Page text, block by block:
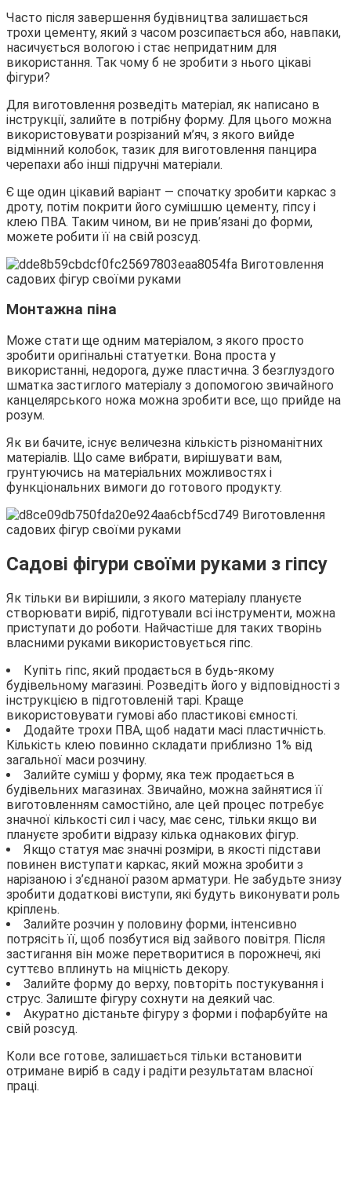
Часто після завершення будівництва залишається
трохи цементу, який з часом розсипається або, навпаки,
насичується вологою і стає непридатним для
використання. Так чому б не зробити з нього цікаві
фігури?
Для виготовлення розведіть матеріал, як написано в
інструкції, залийте в потрібну форму. Для цього можна
використовувати розрізаний м’яч, з якого вийде
відмінний колобок, тазик для виготовлення панцира
черепахи або інші підручні матеріали.
Є ще один цікавий варіант — спочатку зробити каркас з
дроту, потім покрити його сумішшю цементу, гіпсу і
клею ПВА. Таким чином, ви не прив’язані до форми,
можете робити її на свій розсуд.
Монтажна піна
Може стати ще одним матеріалом, з якого просто
зробити оригінальні статуетки. Вона проста у
використанні, недорога, дуже пластична. З безглуздого
шматка застиглого матеріалу з допомогою звичайного
канцелярського ножа можна зробити все, що прийде на
розум.
Як ви бачите, існує величезна кількість різноманітних
матеріалів. Що саме вибрати, вирішувати вам,
грунтуючись на матеріальних можливостях і
функціональних вимоги до готового продукту.
Садові фігури своїми руками з гіпсу
Як тільки ви вирішили, з якого матеріалу плануєте
створювати виріб, підготували всі інструменти, можна
приступати до роботи. Найчастіше для таких творінь
власними руками використовується гіпс.
Купіть гіпс, який продається в будь-якому
будівельному магазині. Розведіть його у відповідності з
інструкцією в підготовленій тарі. Краще
використовувати гумові або пластикові ємності.
Додайте трохи ПВА, щоб надати масі пластичність.
Кількість клею повинно складати приблизно 1% від
загальної маси розчину.
Залийте суміш у форму, яка теж продається в
будівельних магазинах. Звичайно, можна зайнятися її
виготовленням самостійно, але цей процес потребує
значної кількості сил і часу, має сенс, тільки якщо ви
плануєте зробити відразу кілька однакових фігур.
Якщо статуя має значні розміри, в якості підстави
повинен виступати каркас, який можна зробити з
нарізаною і з’єднаної разом арматури. Не забудьте знизу
зробити додаткові виступи, які будуть виконувати роль
кріплень.
Залийте розчин у половину форми, інтенсивно
потрясіть її, щоб позбутися від зайвого повітря. Після
застигання він може перетворитися в порожнечі, які
суттєво вплинуть на міцність декору.
Залийте форму до верху, повторіть постукування і
струс. Залиште фігуру сохнути на деякий час.
Акуратно дістаньте фігуру з форми і пофарбуйте на
свій розсуд.
Коли все готове, залишається тільки встановити
отримане виріб в саду і радіти результатам власної
праці.